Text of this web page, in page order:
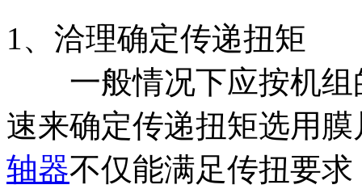
1、洽理确定传递扭矩
一般情况下应按机组
速来确定传递扭矩选用膜
轴器不仅能满足传扭要